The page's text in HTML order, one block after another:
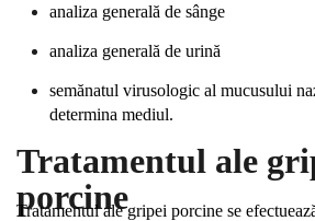
analiza generală de sânge
analiza generală de urină
semănatul virusologic al mucusului
determina mediul.
Tratamentul ale
porcine
Tratamentul ale gripei porcine se